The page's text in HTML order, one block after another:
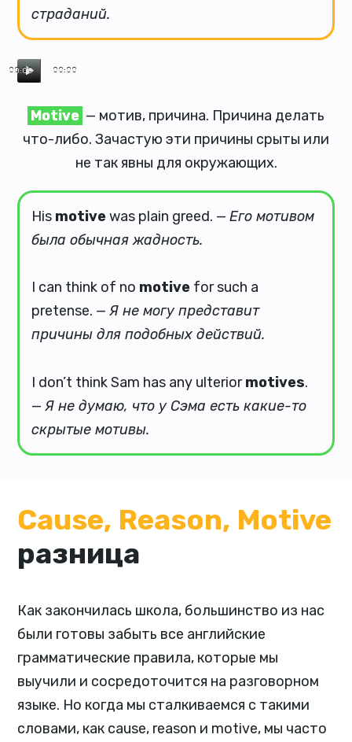
страданий.
00:00
00:00
Motive — мотив, причина. Причина делать
что-либо. Зачастую эти причины срыты или
не так явны для окружающих.
His motivewas plain greed. —Его мотивом
была обычная жадность.
I can think of no motive for such a
pretense. —Я не могу представит
причины для подобных действий.
I don’t think Sam has any ulteriormotives.
—Я не думаю, что у Сэма есть какие-то
скрытые мотивы.
Cause, Reason, Motive
разница
Как закончилась школа, большинство из нас
были готовы забыть все английские
грамматические правила, которые мы
выучили и сосредоточится на разговорном
языке. Но когда мы сталкиваемся с такими
словами, как cause, reason и motive, мы часто